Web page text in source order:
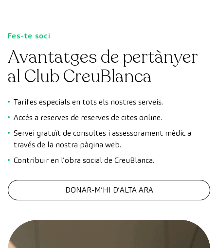
Fes-te soci
Avantatges de pertànyer
al Club CreuBlanca
Tarifes especials en tots els nostres serveis.
Accés a reserves de reserves de cites online.
Servei gratuït de consultes i assessorament mèdic a
través de la nostra pàgina web.
Contribuir en l’obra social de CreuBlanca.
DONAR-M’HI D’ALTA ARA